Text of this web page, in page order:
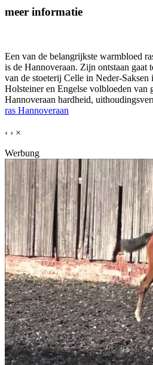
meer informatie
Een van de belangrijkste warmbloed
is de Hannoveraan. Zijn ontstaan gaat
van de stoeterij Celle in Neder-
Holsteiner en Engelse volbloeden van
Hannoveraan hardheid,
ras Hannoveraan
‹ › ×
Werbung